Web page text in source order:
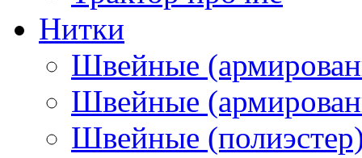
Нитки
Швейные
Швейные
Швейные